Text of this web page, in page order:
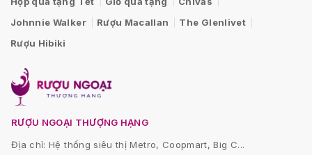
Johnnie Walker
Rượu Macallan
The Glenlivet
Rượu Hibiki
RƯỢU NGOẠI THƯỢNG HẠNG
Địa chỉ: Hệ thống siêu thị Metro, Coopmart, Big C...